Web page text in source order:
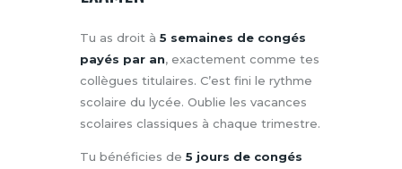
Tu as droit à 5 semaines de congés
payés par an, exactement comme tes
collègues titulaires. C’est fini le rythme
scolaire du lycée. Oublie les vacances
scolaires classiques à chaque trimestre.
Tu bénéficies de 5 jours de congés